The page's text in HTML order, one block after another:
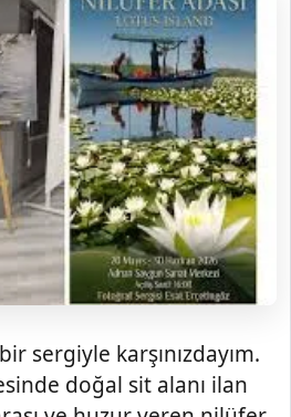
sergiyle karşınızdayım.
doğal sit alanı ilan